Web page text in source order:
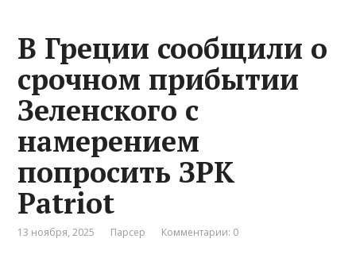
В Греции сообщили о
срочном прибытии
Зеленского с
намерением
попросить ЗРК
Patriot
13 ноября, 2025 Парсер Комментарии: 0